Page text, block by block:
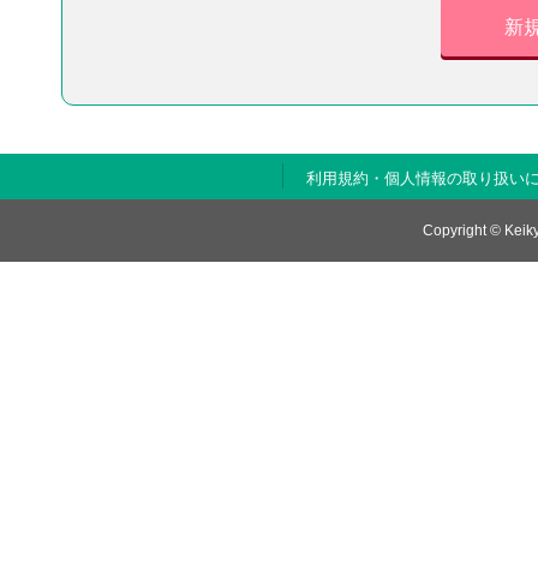
新
利用規約・個人情報の取り扱い
Copyright ©